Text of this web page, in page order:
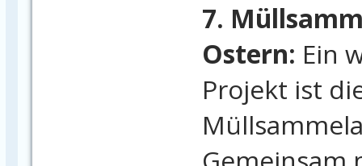
7.
Ostern: Ein
Projekt ist